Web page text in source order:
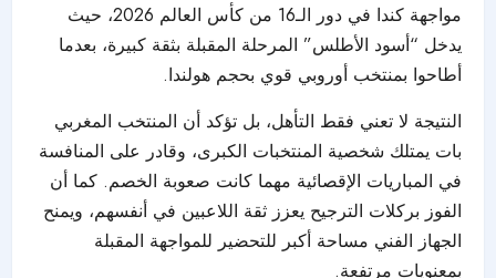
مواجهة كندا في دور الـ16 من كأس العالم 2026، حيث
يدخل “أسود الأطلس” المرحلة المقبلة بثقة كبيرة، بعدما
أطاحوا بمنتخب أوروبي قوي بحجم هولندا.
النتيجة لا تعني فقط التأهل، بل تؤكد أن المنتخب المغربي
بات يمتلك شخصية المنتخبات الكبرى، وقادر على المنافسة
في المباريات الإقصائية مهما كانت صعوبة الخصم. كما أن
الفوز بركلات الترجيح يعزز ثقة اللاعبين في أنفسهم، ويمنح
الجهاز الفني مساحة أكبر للتحضير للمواجهة المقبلة
بمعنويات مرتفعة.